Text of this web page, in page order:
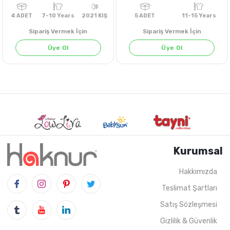
Sipariş Vermek İçin
Üye Ol
Sipariş Vermek İçin
Üye Ol
Kurumsal
Hakkımızda
Teslimat Şartları
Satış Sözleşmesi
Gizlilik & Güvenlik